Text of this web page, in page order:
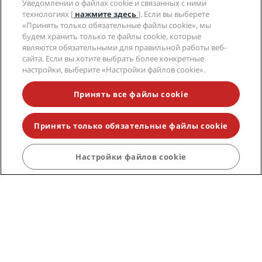
Социальные сети
Бренды Radisson Hotels
tiktokinstagram
youtubefacebook
whatsapp
pinterest
threads
twitterlinkedin
НЕ ПРОПУСТИТЕ НАШИ ПРЕДЛОЖЕНИЯ,
ПОЛЬЗУЮЩИЕСЯ НАИБОЛЬШЕЙ
ПОПУЛЯРНОСТЬЮ
Уведомлении о файлах cookie и связанных с ними
технологиях [ нажмите здесь]. Если вы выберете
«Принять только обязательные файлы cookie», мы
будем хранить только те файлы cookie, которые
являются обязательными для правильной работы веб-
сайта. Если вы хотите выбрать более конкретные
настройки, выберите «Настройки файлов cookie».
Принять все файлы cookie
Принять только обязательные файлы cookie
Настройки файлов cookie